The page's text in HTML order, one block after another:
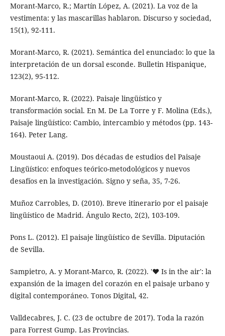
Morant-Marco, R.; Martín López, A. (2021). La voz de la
vestimenta: y las mascarillas hablaron. Discurso y sociedad,
15(1), 92-111.
Morant-Marco, R. (2021). Semántica del enunciado: lo que la
interpretación de un dorsal esconde. Bulletin Hispanique,
123(2), 95-112.
Morant-Marco, R. (2022). Paisaje lingüístico y
transformación social. En M. De La Torre y F. Molina (Eds.),
Paisaje lingüístico: Cambio, intercambio y métodos (pp. 143-
164). Peter Lang.
Moustaoui A. (2019). Dos décadas de estudios del Paisaje
Lingüístico: enfoques teórico-metodológicos y nuevos
desafíos en la investigación. Signo y seña, 35, 7-26.
Muñoz Carrobles, D. (2010). Breve itinerario por el paisaje
lingüístico de Madrid. Ángulo Recto, 2(2), 103-109.
Pons L. (2012). El paisaje lingüístico de Sevilla. Diputación
de Sevilla.
Sampietro, A. y Morant-Marco, R. (2022). '❤ Is in the air': la
expansión de la imagen del corazón en el paisaje urbano y
digital contemporáneo. Tonos Digital, 42.
Valldecabres, J. C. (23 de octubre de 2017). Toda la razón
para Forrest Gump. Las Provincias.